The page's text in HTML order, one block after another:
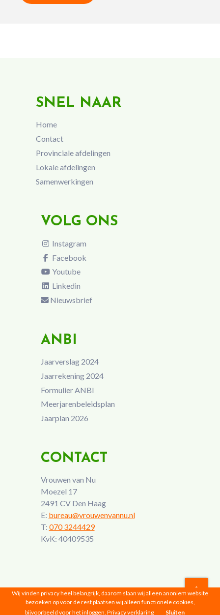
SNEL NAAR
Home
Contact
Provinciale afdelingen
Lokale afdelingen
Samenwerkingen
VOLG ONS
Instagram
Facebook
Youtube
Linkedin
Nieuwsbrief
ANBI
Jaarverslag 2024
Jaarrekening 2024
Formulier ANBI
Meerjarenbeleidsplan
Jaarplan 2026
CONTACT
Vrouwen van Nu
Moezel 17
2491 CV Den Haag
E: bureau@vrouwenvannu.nl
T: 070 3244429
KvK: 40409535
Vrouwen van Nu © 2026 |Privacyverklaring
Wij vinden privacy heel belangrijk, daarom slaan wij alleen anoniem website
bezoeken op voor de rest plaatsen wij alleen functionele cookies,
bijvoorbeeld voor het inloggen. Privacy verklaring Sluiten